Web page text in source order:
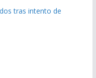
tras intento de